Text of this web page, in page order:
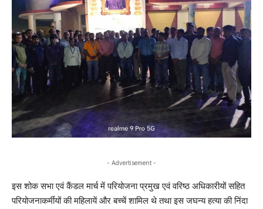
- Advertisement -
इस शोक सभा एवं कैंडल मार्च में परियोजना प्रमुख एवं वरिष्ठ अधिकारीयों सहित
परियोजनाकर्मीयों की महिलायें और बच्चें शामिल थे तथा इस जघन्य हत्या की निंदा